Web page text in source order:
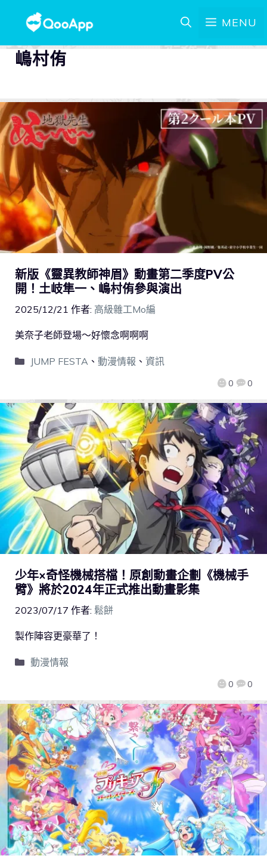
MENU
嶋村侑
新版《靈異教師神眉》動畫第二季度PV公
開！土岐隼一、嶋村侑參與演出
2025/12/21 作者: 高級雜工Mo編
0 0
美奈子老師登場～好懷念啊啊啊
JUMP FESTA、 動漫情報 、 資訊
少年×奇怪機械搭檔！原創動畫企劃《機械手
臂》將於2024年正式推出動畫影集
2023/07/17 作者: 鬆餅
0 0
製作陣容更豪華了！
動漫情報